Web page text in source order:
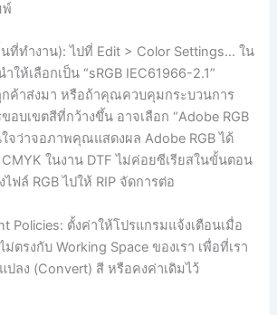
พ์
ที่ทำงาน): ไปที่ Edit > Color Settings… ใน
ให้เลือกเป็น “sRGB IEC61966-2.1”
ค้าส่งมา หรือถ้าคุณควบคุมกระบวนการ
อบเขตสีที่กว้างขึ้น อาจเลือก “Adobe RGB
จว่าจอภาพคุณแสดงผล Adobe RGB ได้
ในงาน DTF ไม่ค่อยซีเรียสในขั้นตอน
ไฟล์ RGB ไปให้ RIP จัดการต่อ
Policies: ตั้งค่าให้โปรแกรมแจ้งเตือนเมื่อ
ตรงกับ Working Space ของเรา เพื่อที่เรา
ปลง (Convert) สี หรือคงค่าเดิมไว้